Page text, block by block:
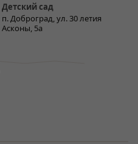
Детский сад
п. Доброград, ул. 30 летия
Асконы, 5а